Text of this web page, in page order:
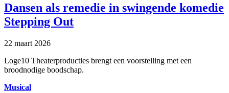
Dansen als remedie in swingende komedie
Stepping Out
22 maart 2026
Loge10 Theaterproducties brengt een voorstelling met een
broodnodige boodschap.
Musical